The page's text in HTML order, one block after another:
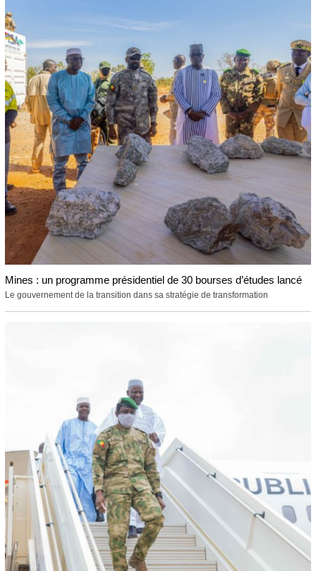
Mines : un programme présidentiel de 30 bourses d’études lancé
Le gouvernement de la transition dans sa stratégie de transformation